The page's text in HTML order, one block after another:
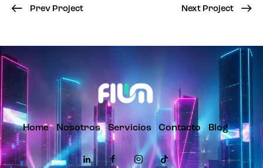
Prev Project Next Project
Home Nosotros Servicios Contacto Blog